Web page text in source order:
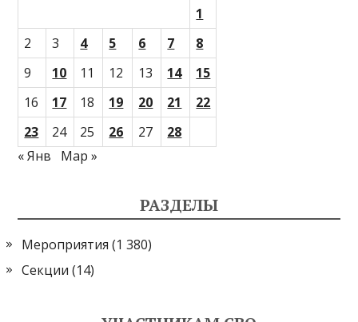
1
2
3 4 5 6 7
8
9
10 11 12 13 14
15
16
17 18 19 20 21
22
23
24 25 26 27
28
« Янв
Мар »
РАЗДЕЛЫ
Мероприятия (1 380)
Секции (14)